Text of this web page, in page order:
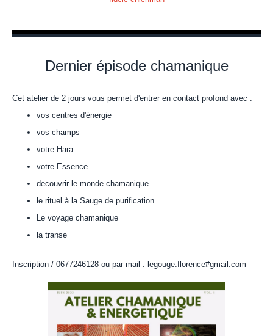
Dernier épisode chamanique
Cet atelier de 2 jours vous permet d'entrer en contact profond avec :
vos centres d'énergie
vos champs
votre Hara
votre Essence
decouvrir le monde chamanique
le rituel à la Sauge de purification
Le voyage chamanique
la transe
Inscription / 0677246128 ou par mail : legouge.florence#gmail.com